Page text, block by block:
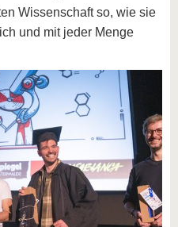
Wissenschaft so, wie sie
und mit jeder Menge